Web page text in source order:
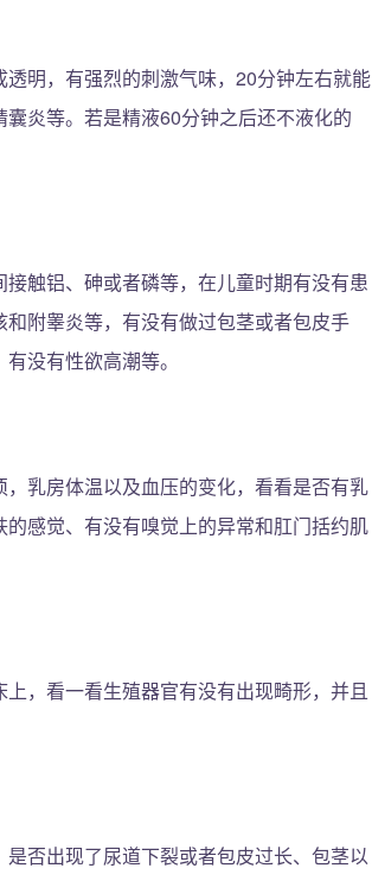
明，有强烈的刺激气味，20分钟左右就能
炎等。若是精液60分钟之后还不液化的
触铝、砷或者磷等，在儿童时期有没有患
附睾炎等，有没有做过包茎或者包皮手
没有性欲高潮等。
乳房体温以及血压的变化，看看是否有乳
感觉、有没有嗅觉上的异常和肛门括约肌
，看一看生殖器官有没有出现畸形，并且
否出现了尿道下裂或者包皮过长、包茎以